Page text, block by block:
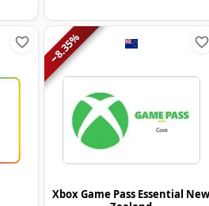
−
8.35
%
Xbox Game Pass Essential New